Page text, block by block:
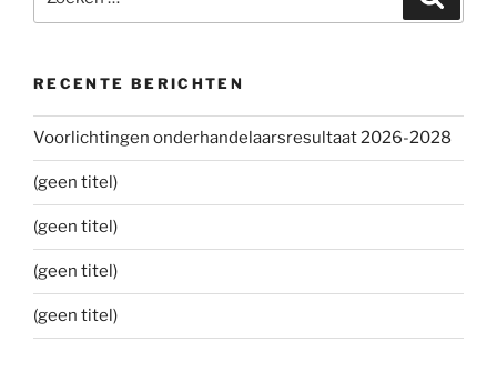
naar:
RECENTE BERICHTEN
Voorlichtingen onderhandelaarsresultaat 2026-2028
(geen titel)
(geen titel)
(geen titel)
(geen titel)